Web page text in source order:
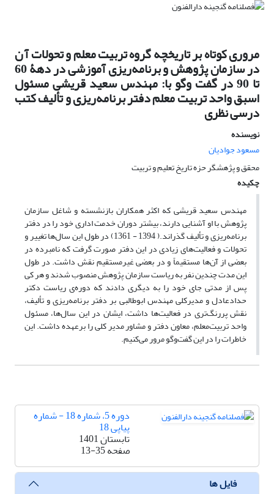
مروری کوتاه بر تاریخچه گروه تربیت معلم و تحولات آ ن
در سازمان پژوهش و برنامه‌ریزی آموزشی در دهۀ 60
تا 90 در گفت وگو با: مهندس سعید قریشی مسئول
اسبق واحد تربیت معلم دفتر برنامه‌ریزی و تألیف کتب
درسی نظری
نویسنده
مسعود جوادیان
محقق و پژهشگر حزه تاریخ تعلیم و تربیت
چکیده
مهندس سعید قریشی که اکثر همکاران بازنشسته و شاغل سازمان
پژوهش با او آشنایی دارند، بیشتر دوران خدمت اداری خود را در دفتر
برنامه‌ریزی و تألیف گذراند.( 1394 - 1361) در طول این سال‌ها تغییر و
تحولات و فعالیت‌های زیادی در این دفتر صورت گرفت که نامبرده در
بعضی از آن‌ها مستقیماً و در بعضی غیرمستقیم نقش داشت. در طول
این مدت چندین نفر به ریاست سازمان پژوهش منصوب شدند و هر کی
پس از مدتی جای خود را به دیگری دادند که دوره‌ی ریاست دکتر
حدادعادل و مدیرکلی مهندس ابوطالبی بر دفتر برنامه‌ریزی و تألیف،
نقش پررنگ‌تری در فعالیت‌ها داشت، ایشان در این سال‌ها، مسئول
واحد تربیت‌معلم، معاون دفتر و مشاور مدیر کلی را برعهده داشت. این
خاطرات را در این گفت‌وگو مرور می‌کنیم.
دوره 5، شماره 18 - شماره
پیاپی 18
تابستان 1401
صفحه13-35
فایل ها